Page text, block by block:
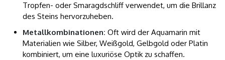
Tropfen- oder Smaragdschliff verwendet, um die Brillanz
des Steins hervorzuheben.
Metallkombinationen: Oft wird der Aquamarin mit
Materialien wie Silber, Weißgold, Gelbgold oder Platin
kombiniert, um eine luxuriöse Optik zu schaffen.